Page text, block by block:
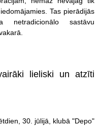
Tas pierādijās
netradicionālo sastāvu
lieliski un atzīti
30. jūlijā, klubā "Depo"